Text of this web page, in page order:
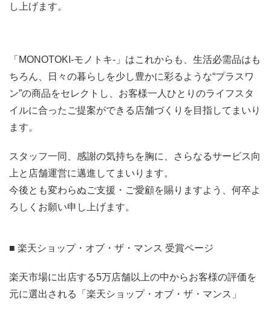
し上げます。
「MONOTOKI-モノトキ-」はこれからも、生活必需品はも
ちろん、日々の暮らしを少し豊かに彩るような“プラスワ
ン”の商品をセレクトし、お客様一人ひとりのライフスタ
イルに合ったご提案ができる店舗づくりを目指してまいり
ます。
スタッフ一同、感謝の気持ちを胸に、さらなるサービス向
上と店舗運営に邁進してまいります。
今後とも変わらぬご支援・ご愛顧を賜りますよう、何卒よ
ろしくお願い申し上げます。
■ 楽天ショップ・オブ・ザ・マンス 受賞ページ
楽天市場に出店する5万店舗以上の中からお客様の評価を
元に選出される「楽天ショップ・オブ・ザ・マンス」